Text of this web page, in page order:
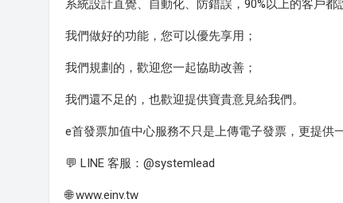
系統設計直覺、自動化、防錯誤，90%以上的客戶都
我們做好的功能，您可以優先享用；
我們規劃的，歡迎您一起協助改善；
我們還不足的，也歡迎提供寶貴意見給我們。
e首發票加值中心服務不只是上傳電子發票，更提供
💬 LINE 客服：@systemlead
🌐 www.einv.tw